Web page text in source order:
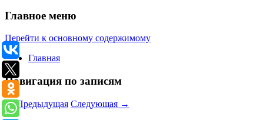
Главное меню
Перейти к основному содержимому
Главная
Навигация по записям
←Предыдущая Следующая →